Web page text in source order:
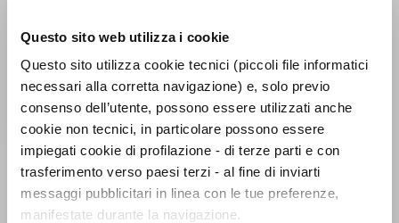
Questo sito web utilizza i cookie
Questo sito utilizza cookie tecnici (piccoli file informatici
necessari alla corretta navigazione) e, solo previo
consenso dell’utente, possono essere utilizzati anche
cookie non tecnici, in particolare possono essere
impiegati cookie di profilazione - di terze parti e con
trasferimento verso paesi terzi - al fine di inviarti
messaggi pubblicitari in linea con le tue preferenze,
manifestate durante la navigazione.
La cultura filosofica del
Rinascimento italiano.
Ricerche e documenti
Eugenio Garin